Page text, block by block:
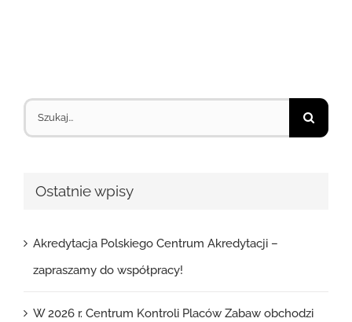
Szukaj
Ostatnie wpisy
Akredytacja Polskiego Centrum Akredytacji –
zapraszamy do współpracy!
W 2026 r. Centrum Kontroli Placów Zabaw obchodzi